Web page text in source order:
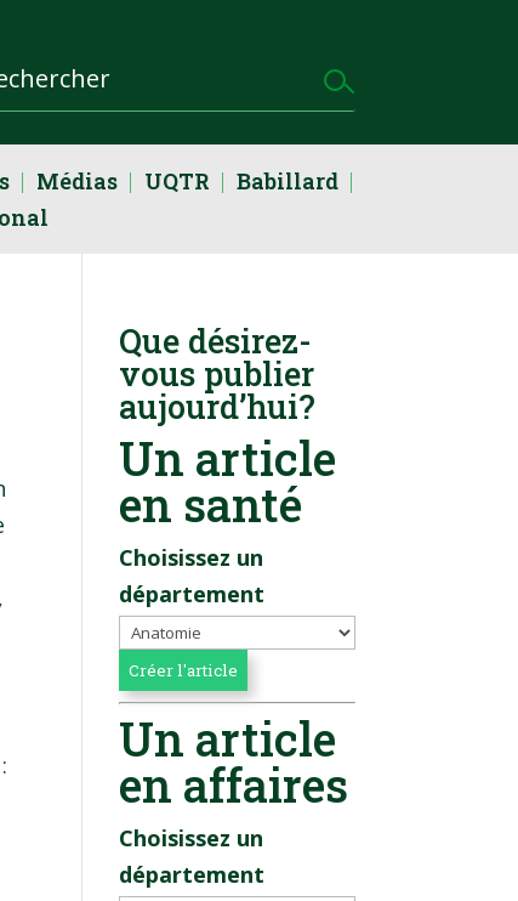
Médias UQTR
Babillard
Que désirez-
vous publier
aujourd’hui?
Un article
en santé
Choisissez un
département
Un article
en affaires
Choisissez un
département